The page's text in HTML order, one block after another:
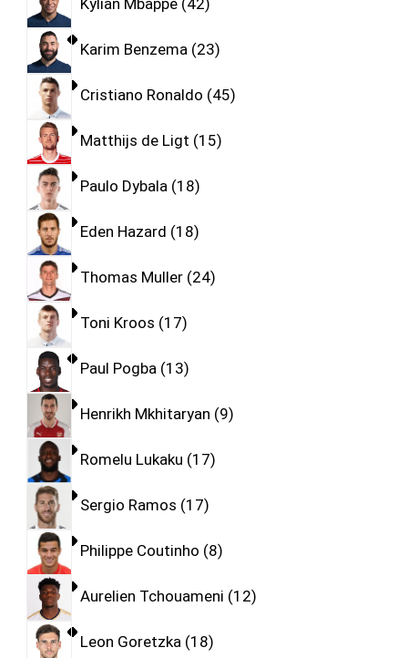
Kylian Mbappe 42
Karim Benzema 23
Cristiano Ronaldo 45
Matthijs de Ligt 15
Paulo Dybala 18
Eden Hazard 18
Thomas Muller 24
Toni Kroos 17
Paul Pogba 13
Henrikh Mkhitaryan 9
Romelu Lukaku 17
Sergio Ramos 17
Philippe Coutinho 8
Aurelien Tchouameni 12
Leon Goretzka 18